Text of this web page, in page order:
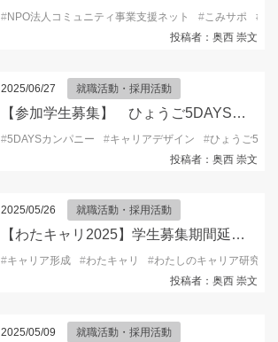
#NPO法人コミュニティ事業支援ネット #こみサポ #
投稿者：奥西 崇文
2025/06/27 就職活動・採用活動
【参加学生募集】 ひょうご5DAYSカンパニー
#5DAYSカンパニー #キャリアデザイン #ひょうご
投稿者：奥西 崇文
2025/05/26 就職活動・採用活動
【わたキャリ2025】学生募集期間延長のお知らせ！ ≪〆切：6/9(月)≫
#キャリア形成 #わたキャリ #わたしのキャリア研究会
投稿者：奥西 崇文
2025/05/09 就職活動・採用活動